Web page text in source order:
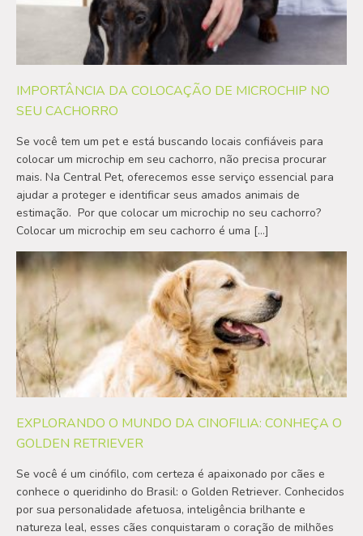
IMPORTÂNCIA DA COLOCAÇÃO DE MICROCHIP NO
SEU CACHORRO
Se você tem um pet e está buscando locais confiáveis para
colocar um microchip em seu cachorro, não precisa procurar
mais. Na Central Pet, oferecemos esse serviço essencial para
ajudar a proteger e identificar seus amados animais de
estimação. Por que colocar um microchip no seu cachorro?
Colocar um microchip em seu cachorro é uma […]
EXPLORANDO O MUNDO DA CINOFILIA: CONHEÇA O
GOLDEN RETRIEVER
Se você é um cinófilo, com certeza é apaixonado por cães e
conhece o queridinho do Brasil: o Golden Retriever. Conhecidos
por sua personalidade afetuosa, inteligência brilhante e
natureza leal, esses cães conquistaram o coração de milhões